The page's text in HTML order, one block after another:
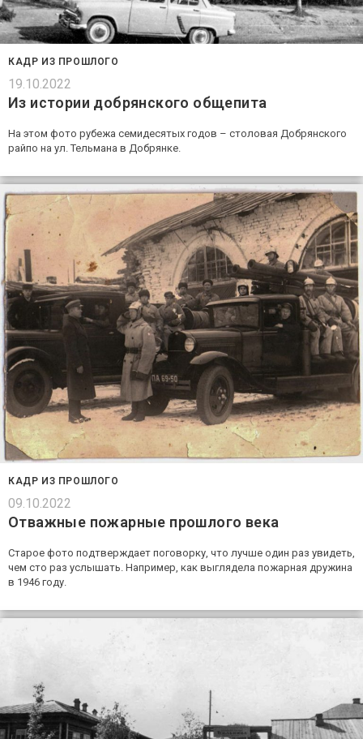
КАДР ИЗ ПРОШЛОГО
19.10.2022
Из истории добрянского общепита
На этом фото рубежа семидесятых годов – столовая Добрянского
райпо на ул. Тельмана в Добрянке.
КАДР ИЗ ПРОШЛОГО
09.10.2022
Отважные пожарные прошлого века
Старое фото подтверждает поговорку, что лучше один раз увидеть,
чем сто раз услышать. Например, как выглядела пожарная дружина
в 1946 году.